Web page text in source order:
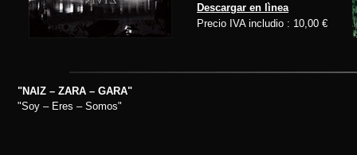
Descargar en lìnea
Precio IVA includio : 10,00 €
"NAIZ – ZARA – GARA"
"Soy – Eres – Somos"